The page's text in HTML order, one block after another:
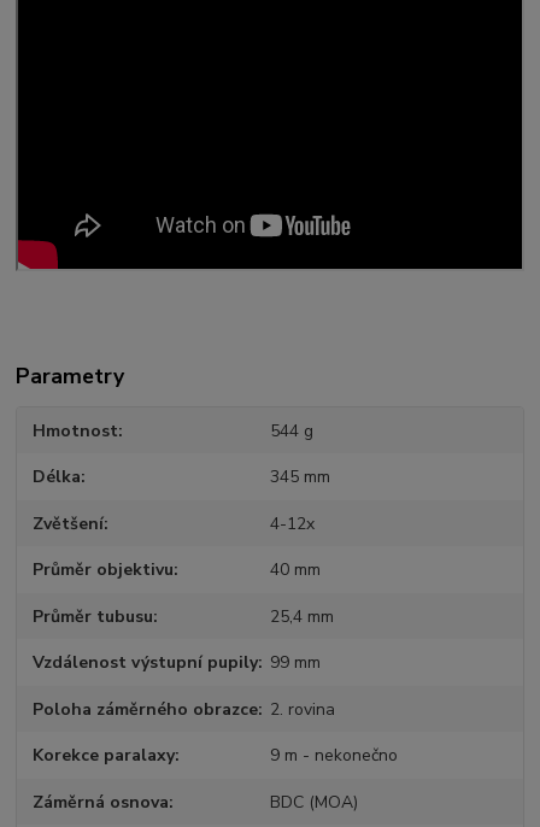
Parametry
Hmotnost 544 g
Délka 345 mm
Zvětšení 4-12x
Průměr objektivu 40 mm
Průměr tubusu 25,4 mm
Vzdálenost výstupní pupily 99 mm
Poloha záměrného obrazce 2. rovina
Korekce paralaxy 9 m - nekonečno
Záměrná osnova BDC (MOA)